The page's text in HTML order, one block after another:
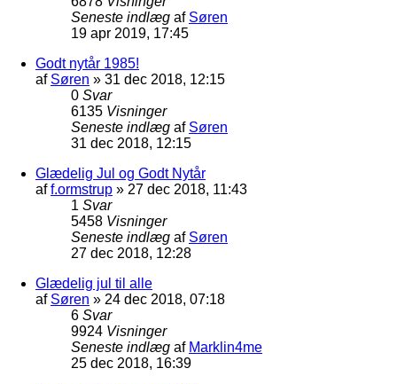
Seneste indlæg af Søren
19 apr 2019, 17:45
Godt nytår 1985!
af Søren » 31 dec 2018, 12:15
0 Svar
6135 Visninger
Seneste indlæg af Søren
31 dec 2018, 12:15
Glædelig Jul og Godt Nytår
aff.ormstrup » 27 dec 2018, 11:43
1 Svar
5458 Visninger
Seneste indlæg af Søren
27 dec 2018, 12:28
Glædelig jul til alle
af Søren » 24 dec 2018, 07:18
6 Svar
9924 Visninger
Seneste indlæg af Marklin4me
25 dec 2018, 16:39